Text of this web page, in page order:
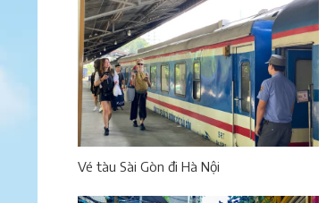
Vé tàu Sài Gòn đi Hà Nội